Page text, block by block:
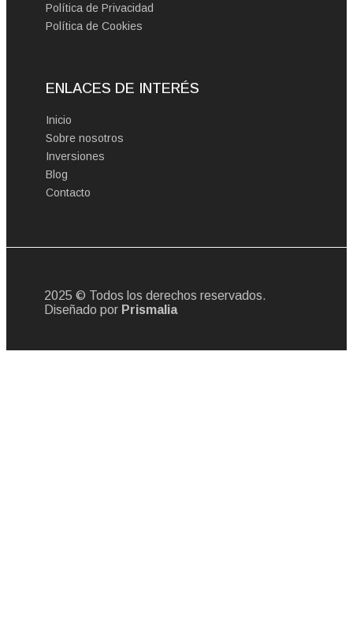
Política de Privacidad
Política de Cookies
ENLACES DE INTERÉS
Inicio
Sobre nosotros
Inversiones
Blog
Contacto
2025 © Todos los derechos reservados.
Diseñado por Prismalia